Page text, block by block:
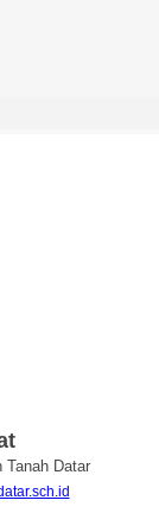
Datar